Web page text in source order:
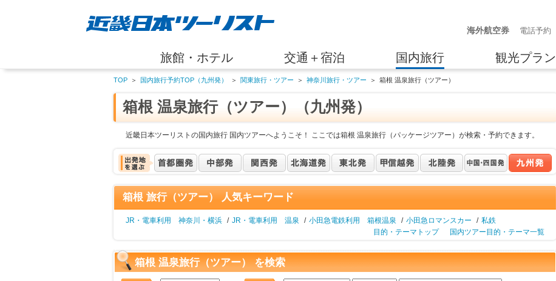
海外航空券
電話予約
旅館・ホテル 交通＋宿泊 国内旅行 観光プラン
TOP ＞ 国内旅行予約TOP（九州発） ＞ 関東旅行・ツアー ＞ 神奈川旅行・ツアー ＞ 箱根 温泉旅行（ツアー）
箱根 温泉旅行（ツアー）（九州発）
近畿日本ツーリストの国内旅行 国内ツアーへようこそ！ ここでは箱根 温泉旅行（パッケージツアー）が検索・予約できます。
箱根 旅行（ツアー） 人気キーワード
JR・電車利用 神奈川・横浜 / JR・電車利用 温泉 / 小田急電鉄利用 箱根温泉 / 小田急ロマンスカー / 私鉄
目的・テーマトップ
国内ツアー目的・テーマ一覧
箱根 温泉旅行（ツアー） を検索